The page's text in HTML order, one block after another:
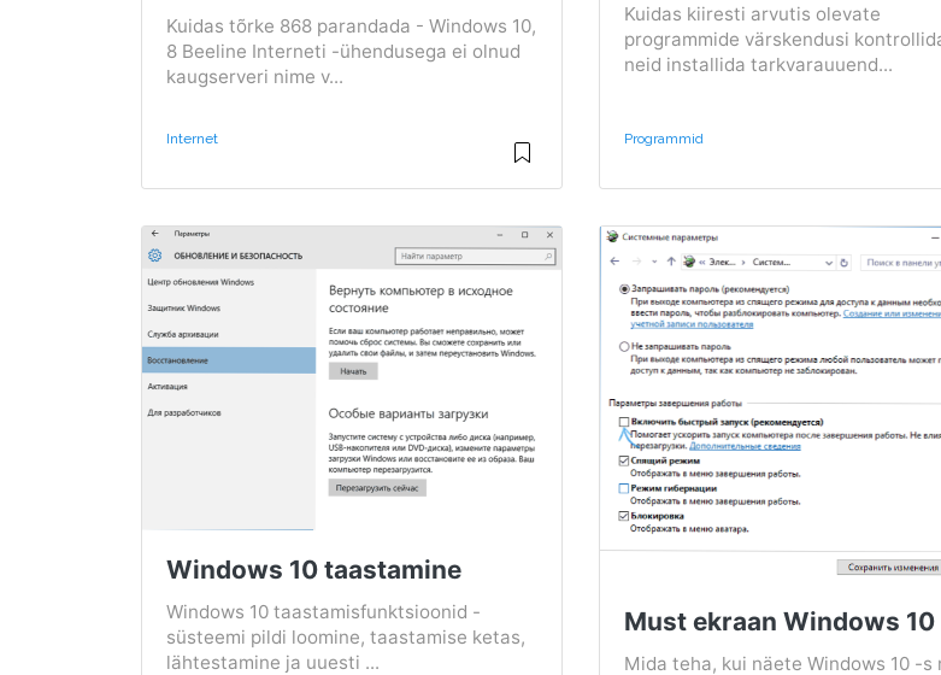
Kuidas tõrke 868 parandada - Windows 10,
8 Beeline Interneti -ühendusega ei olnud
kaugserveri nime v...
Internet
Kuidas kiiresti arvutis olevate
programmide värskendusi
neid installida tarkvarauuend...
Programmid
Windows 10 taastamine
Windows 10 taastamisfunktsioonid -
süsteemi pildi loomine, taastamise ketas,
lähtestamine ja uuesti ...
Must ekraan Windows 10
Mida teha, kui näete Windows 10 -s